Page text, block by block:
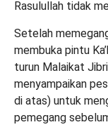
Rasulullah tidak
Setelah
membuka pintu
turun Malaikat
menyampaikan
di atas) untuk
pemegang